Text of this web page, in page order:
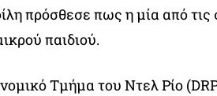
πρόσθεσε πως η μία από τις
παιδιού.
Τμήμα του Ντελ Ρίο